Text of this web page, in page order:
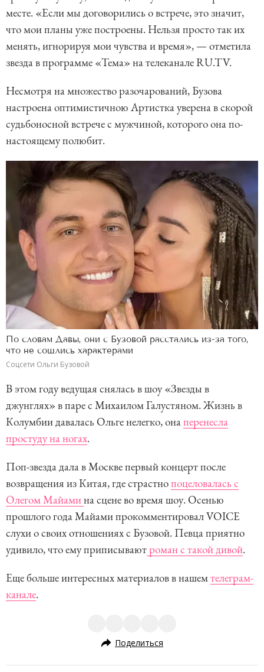
месте. «Если мы договорились о встрече, это значит,
что мои планы уже построены. Нельзя просто так их
менять, игнорируя мои чувства и время», — отметила
звезда в программе «Тема» на телеканале RU.TV.
Несмотря на множество разочарований, Бузова
настроена оптимистичною Артистка уверена в скорой
судьбоносной встрече с мужчиной, которого она по-
настоящему полюбит.
По словам Давы, они с Бузовой расстались из-за того,
что не сошлись характерами
Соцсети Ольги Бузовой
В этом году ведущая снялась в шоу «Звезды в
джунглях» в паре с Михаилом Галустяном. Жизнь в
Колумбии давалась Ольге нелегко, онаперенесла
простуду на ногах.
Поп-звезда дала в Москве первый концерт после
возвращения из Китая, где страстнопоцеловалась с
Олегом Майамина сцене во время шоу. Осенью
прошлого года Майами прокомментировал VOICE
слухи о своих отношениях с Бузовой. Певца приятно
удивило, что ему приписываютроман с такой дивой.
Еще больше интересных материалов в нашемтелеграм-
канале.
Поделиться